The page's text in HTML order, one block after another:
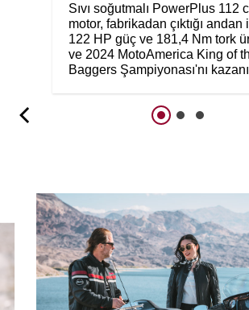
Sıvı soğutmalı PowerPlus 112
motor, fabrikadan çıktığı andan
122 HP güç ve 181,4 Nm tork
ve 2024 MotoAmerica King of
Baggers Şampiyonası'nı